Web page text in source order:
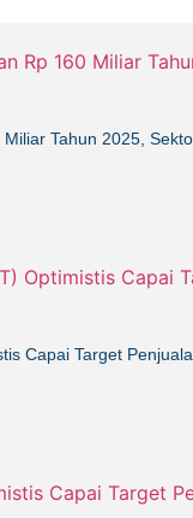
Tahun 2025,
Capai Target